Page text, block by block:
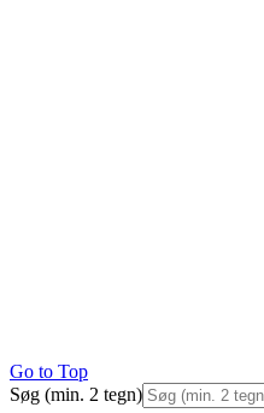
Go to Top
Søg (min. 2 tegn)